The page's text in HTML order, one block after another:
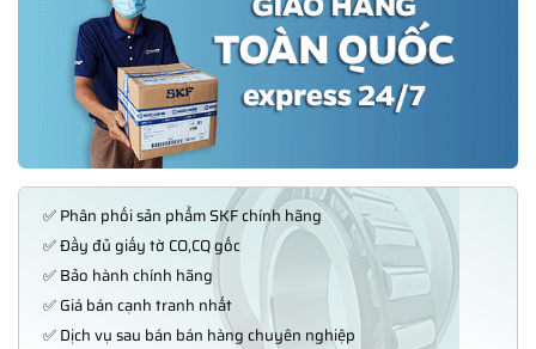
✅ Phân phối sản phẩm SKF chính hãng
✅ Đầy đủ giấy tờ CO,CQ gốc
✅ Bảo hành chính hãng
✅ Giá bán cạnh tranh nhất
✅ Dịch vụ sau bán bán hàng chuyên nghiệp